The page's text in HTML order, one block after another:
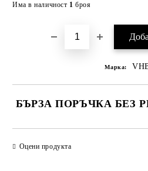
Има в наличност 1 броя
Марка:
БЪРЗА ПОРЪЧКА БЕЗ
Оцени продукта